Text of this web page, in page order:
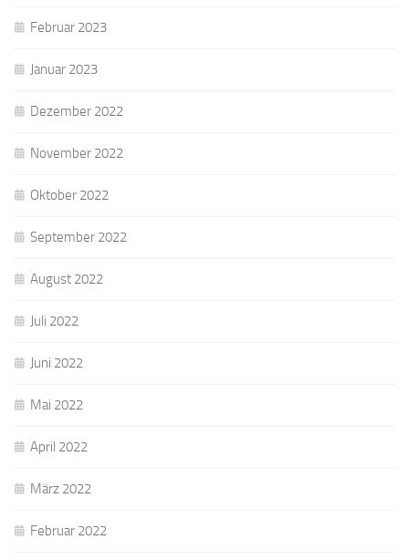
Februar 2023
Januar 2023
Dezember 2022
November 2022
Oktober 2022
September 2022
August 2022
Juli 2022
Juni 2022
Mai 2022
April 2022
März 2022
Februar 2022